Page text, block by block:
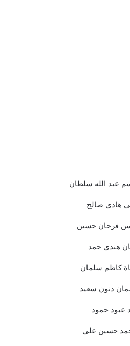
عبد الله سلطان
هادي صالح
فرحان حسين
هندي حمد
كاظم سلمان
دنون سعيد
عبود حمود
حسين علي